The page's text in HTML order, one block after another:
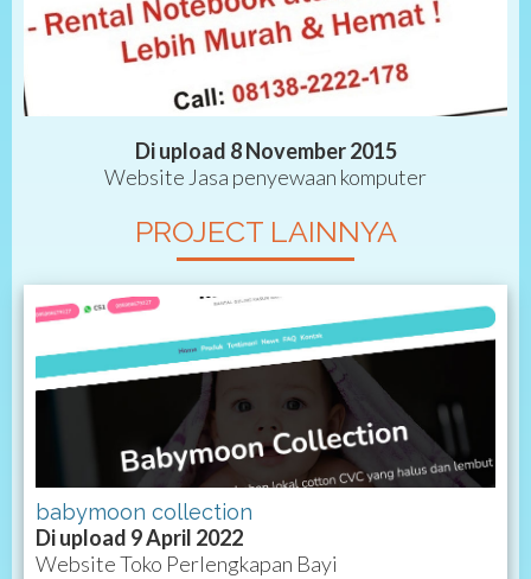
Di upload 8 November 2015
Website Jasa penyewaan komputer
PROJECT LAINNYA
babymoon collection
Di upload 9 April 2022
Website Toko Perlengkapan Bayi